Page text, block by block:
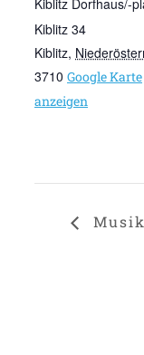
Kiblitz 34
Kiblitz,
3710 Google Karte
anzeigen